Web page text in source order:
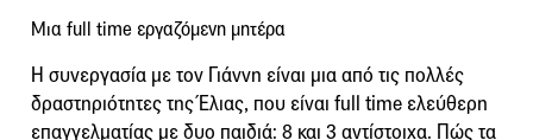
Μια full time εργαζόμενη μητέρα
Η συνεργασία με τον Γιάννη είναι μια από τις πολλές
δραστηριότητες της Έλιας, που είναι full time ελεύθερη
επαγγελματίας με δυο παιδιά: 8 και 3 αντίστοιχα. Πώς τα